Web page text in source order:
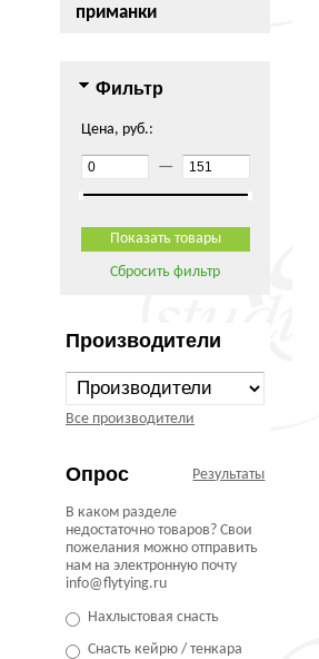
приманки
Фильтр
Цена, руб.:
—
Сбросить фильтр
Производители
Все производители
Опрос Результаты
В каком разделе
недостаточно товаров? Свои
пожелания можно отправить
нам на электронную почту
info@flytying.ru
Нахлыстовая снасть
Снасть кейрю / тенкара